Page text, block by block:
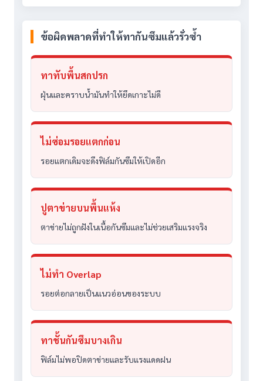
ข้อผิดพลาดที่ทำให้ทากันซึมแล้วรั่วซ้ำ
ทาทับพื้นสกปรก
ฝุ่นและคราบน้ำมันทำให้ยึดเกาะไม่ดี
ไม่ซ่อมรอยแตกก่อน
รอยแตกเดิมจะดึงฟิล์มกันซึมให้เปิดอีก
ปูตาข่ายบนพื้นแห้ง
ตาข่ายไม่ถูกฝังในเนื้อกันซึมและไม่ช่วยเสริมแรงจริง
ไม่ทำ Overlap
รอยต่อกลายเป็นแนวอ่อนของระบบ
ทาชั้นกันซึมบางเกิน
ฟิล์มไม่พอปิดตาข่ายและรับแรงแดดฝน